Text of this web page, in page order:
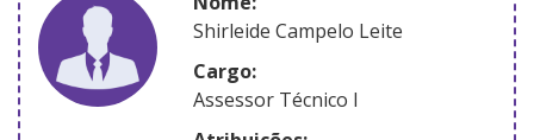
Shirleide Campelo Leite
Cargo:
Assessor Técnico I